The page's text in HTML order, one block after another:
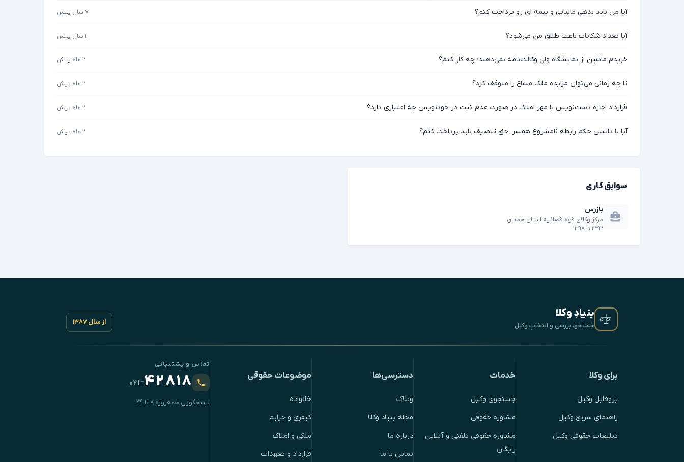
آیا من باید بدهی مالیاتی و بیمه ای رو پرداخت کنم؟ ۷ سال پیش
آیا تعداد شکایات باعث طلاق من می‌شود؟ ۱ سال پیش
خریدم ماشین از نمایشگاه ولی وکالت‌نامه نمی‌دهند؛ چه کار کنم؟ ۲ ماه پیش
تا چه زمانی می‌توان مزایده ملک مشاع را متوقف کرد؟ ۲ ماه پیش
قرارداد اجاره دست‌نویس با مهر املاک در صورت عدم ثبت در خودنویس چه اعتباری دارد؟ ۲ ماه پیش
آیا با داشتن حکم رابطه نامشروع همسر، حق تنصیف باید پرداخت کنم؟ ۲ ماه پیش
سوابق کاری
بازرس
مرکز وکلای قوه قضائیه استان همدان
۱۳۹۲ تا ۱۳۹۸
بنیادِ وکلا
جستجو، بررسی و انتخابِ وکیل از سال ۱۳۸۷
برای وکلا
پروفایل وکیل
راهنمای سریع وکیل
تبلیغات حقوقی وکیل
خدمات
جستجوی وکیل
مشاوره حقوقی
مشاوره حقوقی تلفنی و آنلاین
رایگان
دسترسی‌ها
وبلاگ
مجله بنیاد وکلا
درباره ما
تماس با ما
موضوعات حقوقی
خانواده
کیفری و جرایم
ملکی و املاک
قرارداد و تعهدات
تماس و پشتیبانی
۴۲۸۱۸-۰۲۱
پاسخگویی همه‌روزه ۸ تا ۲۴